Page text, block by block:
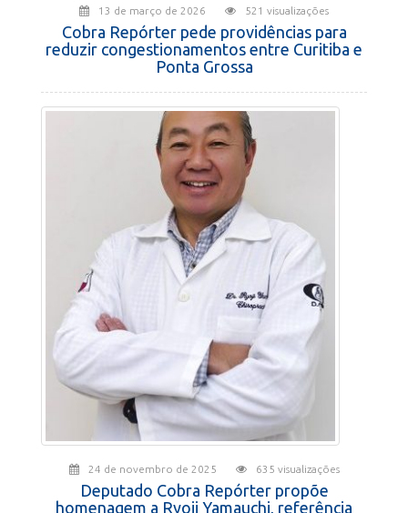
13 de março de 2026 521 visualizações
Cobra Repórter pede providências para
reduzir congestionamentos entre Curitiba e
Ponta Grossa
24 de novembro de 2025 635 visualizações
Deputado Cobra Repórter propõe
homenagem a Ryoji Yamauchi, referência